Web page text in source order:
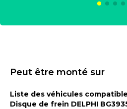
Peut être monté sur
Liste des véhicules
Disque de frein DELPHI